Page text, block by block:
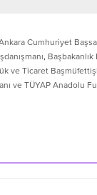
Cumhuriyet
,
ve Ticaret
ve TÜYAP Anadolu